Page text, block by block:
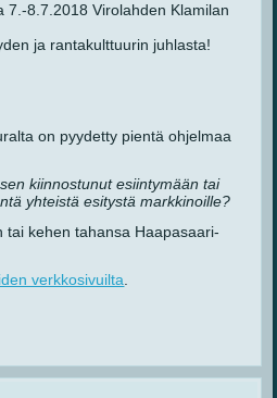
7.-8.7.2018 Virolahden Klamilan
ja rantakulttuurin juhlasta!
on pyydetty pientä ohjelmaa
kiinnostunut esiintymään tai
yhteistä esitystä markkinoille?
tai kehen tahansa Haapasaari-
verkkosivuilta.